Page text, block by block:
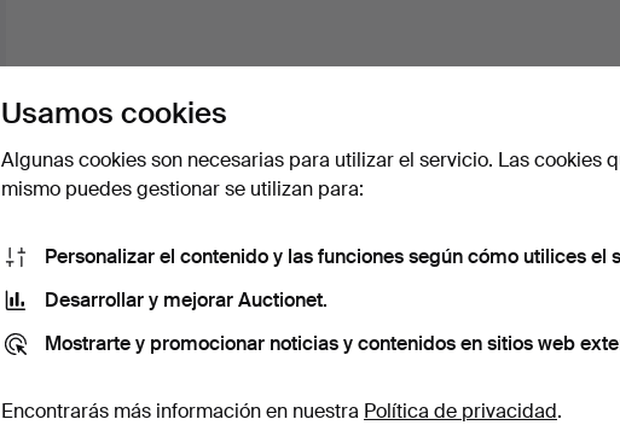
Usamos cookies
Algunas cookies son necesarias para utilizar el servicio. Las cookies
mismo puedes gestionar se utilizan para:
Personalizar el contenido y las funciones según cómo utilices el
Desarrollar y mejorar Auctionet.
Mostrarte y promocionar noticias y contenidos en sitios web
Encontrarás más información en nuestra Política de privacidad.